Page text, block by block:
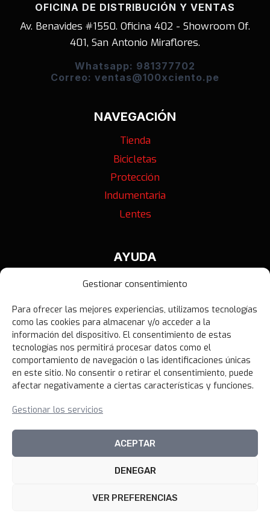
Gestionar consentimiento
Para ofrecer las mejores experiencias, utilizamos tecnologías
como las cookies para almacenar y/o acceder a la
información del dispositivo. El consentimiento de estas
tecnologías nos permitirá procesar datos como el
comportamiento de navegación o las identificaciones únicas
en este sitio. No consentir o retirar el consentimiento, puede
afectar negativamente a ciertas características y funciones.
Gestionar los servicios
ACEPTAR
DENEGAR
VER PREFERENCIAS
OFICINA DE DISTRIBUCIÓN Y VENTAS
Av. Benavides #1550. Oficina 402 - Showroom Of.
401, San Antonio Miraflores.
Whatsapp: 981377702
Correo: ventas@100xciento.pe
NAVEGACIÓN
Tienda
Bicicletas
Protección
Indumentaria
Lentes
AYUDA
Contáctanos
Política de Privacidad
Política de Devoluciones
Libro de Reclamaciones
© 2026 100xciento Perú